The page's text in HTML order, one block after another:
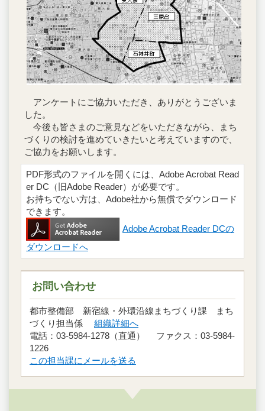
アンケートにご協力いただき、ありがとうございま
した。
今後も皆さまのご意見などをいただきながら、まち
づくりの検討を進めていきたいと考えていますので、
ご協力をお願いします。
PDF形式のファイルを開くには、Adobe Acrobat Read
er DC（旧Adobe Reader）が必要です。
お持ちでない方は、Adobe社から無償でダウンロード
できます。
Adobe Acrobat Reader DCの
ダウンロードへ
お問い合わせ
都市整備部 新宿線・外環沿線まちづくり課 まち
づくり担当係 組織詳細へ
電話：03-5984-1278（直通） ファクス：03-5984-
1226
この担当課にメールを送る